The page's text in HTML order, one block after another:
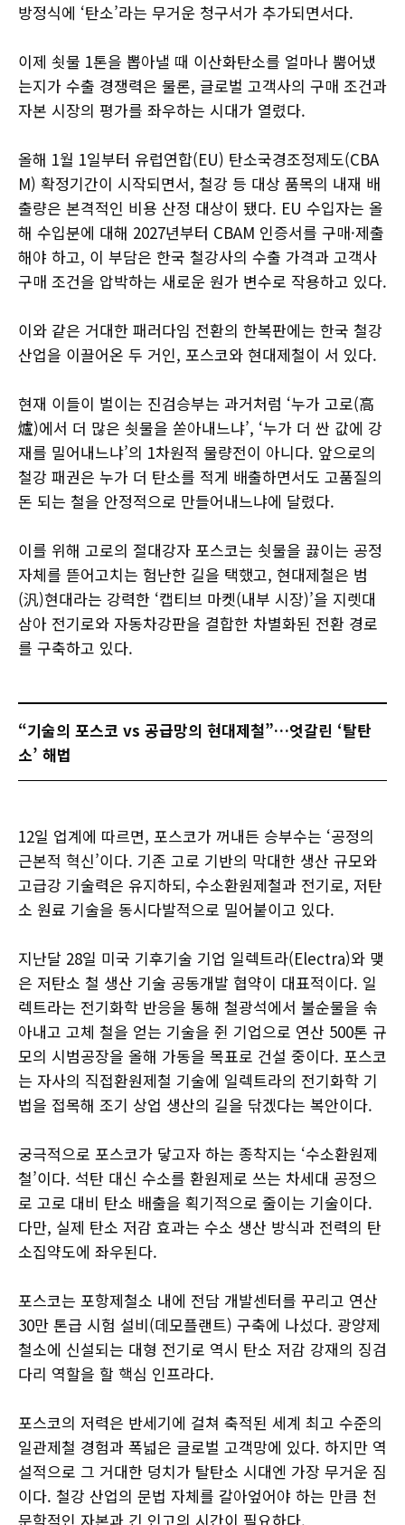
방정식에 ‘탄소’라는 무거운 청구서가 추가되면서다.
이제 쇳물 1톤을 뽑아낼 때 이산화탄소를 얼마나 뿜어냈
는지가 수출 경쟁력은 물론, 글로벌 고객사의 구매 조건과
자본 시장의 평가를 좌우하는 시대가 열렸다.
올해 1월 1일부터 유럽연합(EU) 탄소국경조정제도(CBA
M) 확정기간이 시작되면서, 철강 등 대상 품목의 내재 배
출량은 본격적인 비용 산정 대상이 됐다. EU 수입자는 올
해 수입분에 대해 2027년부터 CBAM 인증서를 구매·제출
해야 하고, 이 부담은 한국 철강사의 수출 가격과 고객사
구매 조건을 압박하는 새로운 원가 변수로 작용하고 있다.
이와 같은 거대한 패러다임 전환의 한복판에는 한국 철강
산업을 이끌어온 두 거인, 포스코와 현대제철이 서 있다.
현재 이들이 벌이는 진검승부는 과거처럼 ‘누가 고로(高
爐)에서 더 많은 쇳물을 쏟아내느냐’, ‘누가 더 싼 값에 강
재를 밀어내느냐’의 1차원적 물량전이 아니다. 앞으로의
철강 패권은 누가 더 탄소를 적게 배출하면서도 고품질의
돈 되는 철을 안정적으로 만들어내느냐에 달렸다.
이를 위해 고로의 절대강자 포스코는 쇳물을 끓이는 공정
자체를 뜯어고치는 험난한 길을 택했고, 현대제철은 범
(汎)현대라는 강력한 ‘캡티브 마켓(내부 시장)’을 지렛대
삼아 전기로와 자동차강판을 결합한 차별화된 전환 경로
를 구축하고 있다.
“기술의 포스코 vs 공급망의 현대제철”…엇갈린 ‘탈탄
소’ 해법
12일 업계에 따르면, 포스코가 꺼내든 승부수는 ‘공정의
근본적 혁신’이다. 기존 고로 기반의 막대한 생산 규모와
고급강 기술력은 유지하되, 수소환원제철과 전기로, 저탄
소 원료 기술을 동시다발적으로 밀어붙이고 있다.
지난달 28일 미국 기후기술 기업 일렉트라(Electra)와 맺
은 저탄소 철 생산 기술 공동개발 협약이 대표적이다. 일
렉트라는 전기화학 반응을 통해 철광석에서 불순물을 솎
아내고 고체 철을 얻는 기술을 쥔 기업으로 연산 500톤 규
모의 시범공장을 올해 가동을 목표로 건설 중이다. 포스코
는 자사의 직접환원제철 기술에 일렉트라의 전기화학 기
법을 접목해 조기 상업 생산의 길을 닦겠다는 복안이다.
궁극적으로 포스코가 닿고자 하는 종착지는 ‘수소환원제
철’이다. 석탄 대신 수소를 환원제로 쓰는 차세대 공정으
로 고로 대비 탄소 배출을 획기적으로 줄이는 기술이다.
다만, 실제 탄소 저감 효과는 수소 생산 방식과 전력의 탄
소집약도에 좌우된다.
포스코는 포항제철소 내에 전담 개발센터를 꾸리고 연산
30만 톤급 시험 설비(데모플랜트) 구축에 나섰다. 광양제
철소에 신설되는 대형 전기로 역시 탄소 저감 강재의 징검
다리 역할을 할 핵심 인프라다.
포스코의 저력은 반세기에 걸쳐 축적된 세계 최고 수준의
일관제철 경험과 폭넓은 글로벌 고객망에 있다. 하지만 역
설적으로 그 거대한 덩치가 탈탄소 시대엔 가장 무거운 짐
이다. 철강 산업의 문법 자체를 갈아엎어야 하는 만큼 천
문학적인 자본과 긴 인고의 시간이 필요하다.